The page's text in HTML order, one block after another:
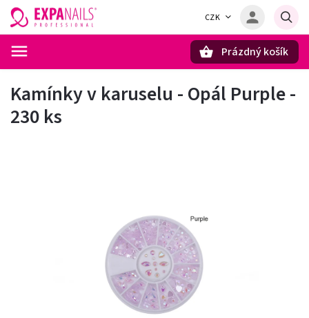
CZK
Prázdný košík
Kamínky v karuselu - Opál Purple -
230 ks